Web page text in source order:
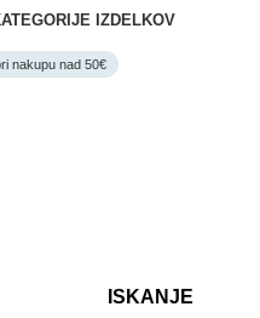
IZDELKOV
nakupu nad 50€
ISKANJE